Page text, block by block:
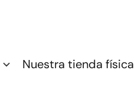
Nuestra tienda física